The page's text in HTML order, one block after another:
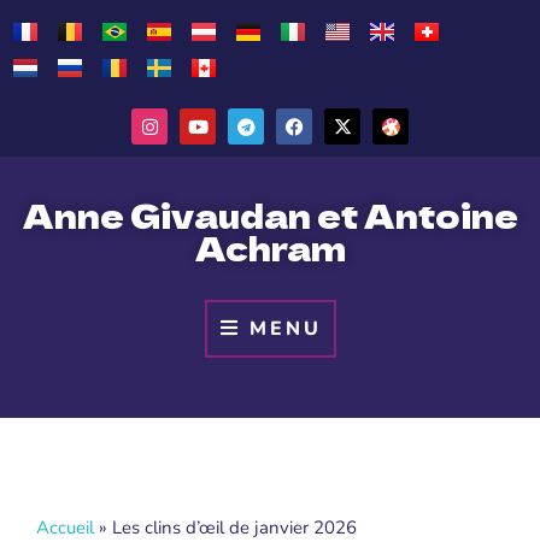
Anne Givaudan et Antoine
Achram
MENU
Accueil» Les clins d’œil de janvier 2026